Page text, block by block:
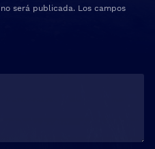
será publicada. Los campos